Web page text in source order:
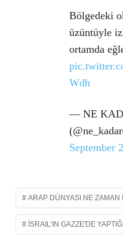
Bölgedeki
üzüntüyle
ortamda
Wdh
— NE
September
ARAP DÜNYASI NE ZAMAN
İSRAIL'IN GAZZE'DE